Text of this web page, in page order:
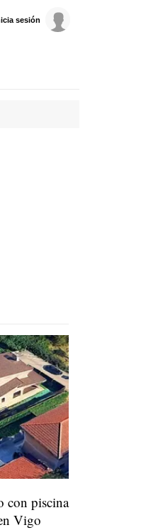
sesión
con piscina
Vigo